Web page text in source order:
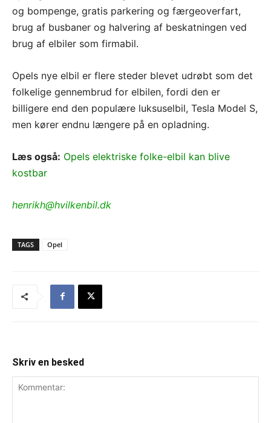
og bompenge, gratis parkering og færgeoverfart,
brug af busbaner og halvering af beskatningen ved
brug af elbiler som firmabil.
Opels nye elbil er flere steder blevet udrøbt som det
folkelige gennembrud for elbilen, fordi den er
billigere end den populære luksuselbil, Tesla Model S,
men kører endnu længere på en opladning.
Læs også: Opels elektriske folke-elbil kan blive
kostbar
henrikh@hvilkenbil.dk
TAGS Opel
Skriv en besked